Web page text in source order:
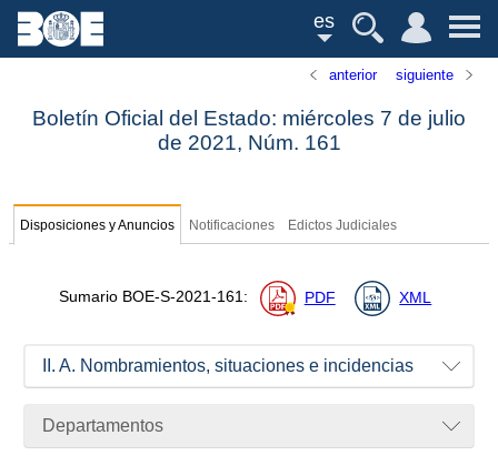
es
anterior siguiente
Boletín Oficial del Estado: miércoles 7 de julio
de 2021, Núm. 161
Disposiciones y Anuncios Notificaciones Edictos Judiciales
Sumario BOE-S-2021-161: PDF XML
II. A. Nombramientos, situaciones e incidencias
Departamentos